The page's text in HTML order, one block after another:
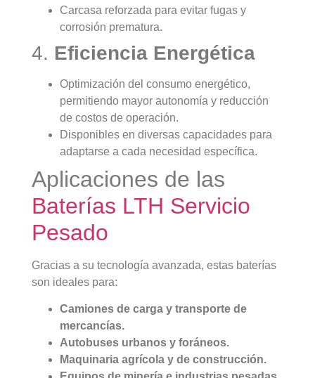
Carcasa reforzada para evitar fugas y
corrosión prematura.
4. Eficiencia Energética
Optimización del consumo energético,
permitiendo mayor autonomía y reducción
de costos de operación.
Disponibles en diversas capacidades para
adaptarse a cada necesidad específica.
Aplicaciones de las
Baterías LTH Servicio
Pesado
Gracias a su tecnología avanzada, estas baterías
son ideales para:
Camiones de carga y transporte de
mercancías.
Autobuses urbanos y foráneos.
Maquinaria agrícola y de construcción.